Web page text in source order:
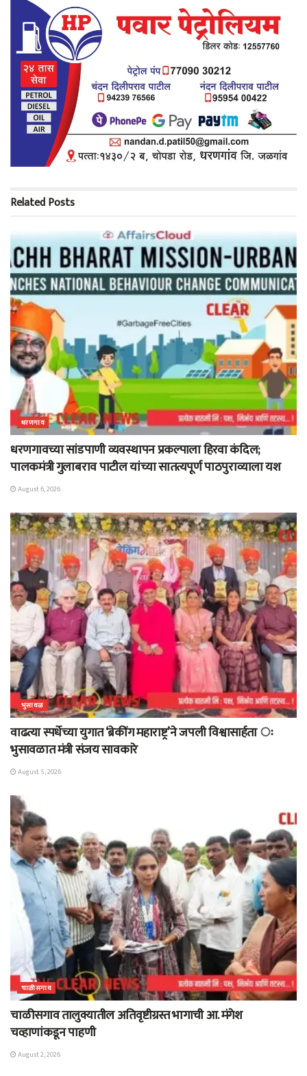
RelatedPosts
धरणगाव
धरणगावच्या सांडपाणी व्यवस्थापन प्रकल्पाला हिरवा कंदिल;
पालकमंत्री गुलाबराव पाटील यांच्या सातत्यपूर्ण पाठपुराव्याला यश
August 6, 2026
भुसावळ
वाढत्या स्पर्धेच्या युगात ‘ब्रेकींग महाराष्ट्र’ने जपली विश्वासार्हता ः
भुसावळात मंत्री संजय सावकारे
August 5, 2026
चाळीसगाव
चाळीसगाव तालुक्यातील अतिवृष्टीग्रस्त भागाची आ. मंगेश
चव्हाणांकडून पाहणी
August 2, 2026